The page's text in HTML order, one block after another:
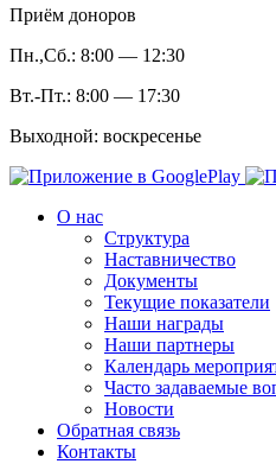
Приём доноров
Пн.,Сб.: 8:00 — 12:30
Вт.-Пт.: 8:00 — 17:30
Выходной: воскресенье
О нас
Структура
Наставничество
Документы
Текущие показатели
Наши награды
Наши партнеры
Календарь
Часто задаваемые
Новости
Обратная связь
Контакты